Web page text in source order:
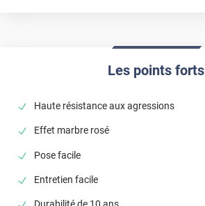
Les points forts
Haute résistance aux agressions
Effet marbre rosé
Pose facile
Entretien facile